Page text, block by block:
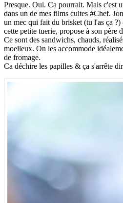
Presque. Oui. Ca pourrait. Mais c'est
dans un de mes films cultes #Chef.
un mec qui fait du brisket (tu l'as ça
cette petite tuerie, propose à son père
Ce sont des sandwichs, chauds,
moelleux. On les accommode
de fromage.
Ca déchire les papilles & ça s'arrête